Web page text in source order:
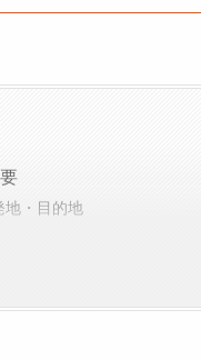
地・目的地